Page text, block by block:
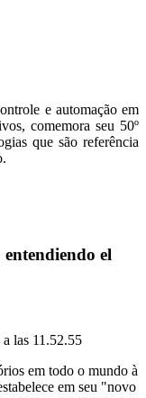
e automação em
comemora seu 50º
que são referência
el
em todo o mundo à
em seu "novo